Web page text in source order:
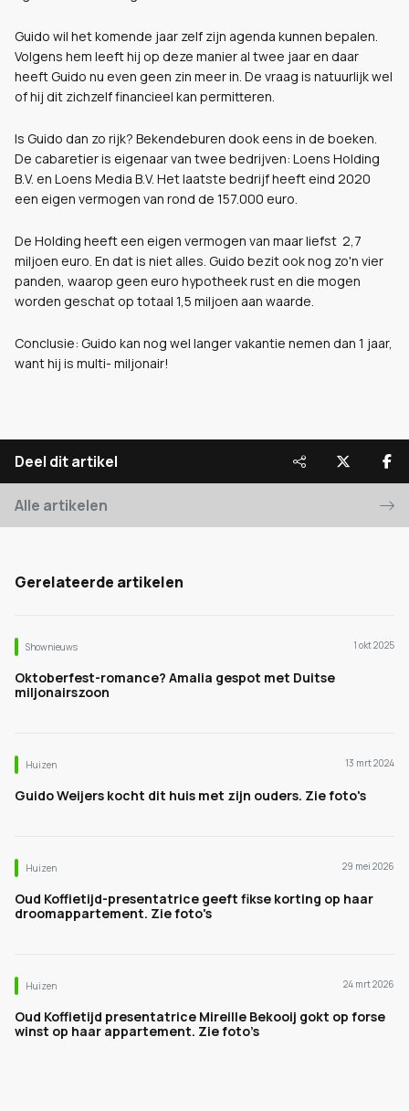
Guido wil het komende jaar zelf zijn agenda kunnen bepalen.
Volgens hem leeft hij op deze manier al twee jaar en daar
heeft Guido nu even geen zin meer in. De vraag is natuurlijk wel
of hij dit zichzelf financieel kan permitteren.
Is Guido dan zo rijk? Bekendeburen dook eens in de boeken.
De cabaretier is eigenaar van twee bedrijven: Loens Holding
B.V. en Loens Media B.V. Het laatste bedrijf heeft eind 2020
een eigen vermogen van rond de 157.000 euro.
De Holding heeft een eigen vermogen van maar liefst 2,7
miljoen euro. En dat is niet alles. Guido bezit ook nog zo'n vier
panden, waarop geen euro hypotheek rust en die mogen
worden geschat op totaal 1,5 miljoen aan waarde.
Conclusie: Guido kan nog wel langer vakantie nemen dan 1 jaar,
want hij is multi- miljonair!
Deel dit artikel
Alle artikelen
Gerelateerde artikelen
Shownieuws 1 okt 2025
Oktoberfest-romance? Amalia gespot met Duitse
miljonairszoon
Huizen 13 mrt 2024
Guido Weijers kocht dit huis met zijn ouders. Zie foto's
Huizen 29 mei 2026
Oud Koffietijd-presentatrice geeft fikse korting op haar
droomappartement. Zie foto's
Huizen 24 mrt 2026
Oud Koffietijd presentatrice Mireille Bekooij gokt op forse
winst op haar appartement. Zie foto’s